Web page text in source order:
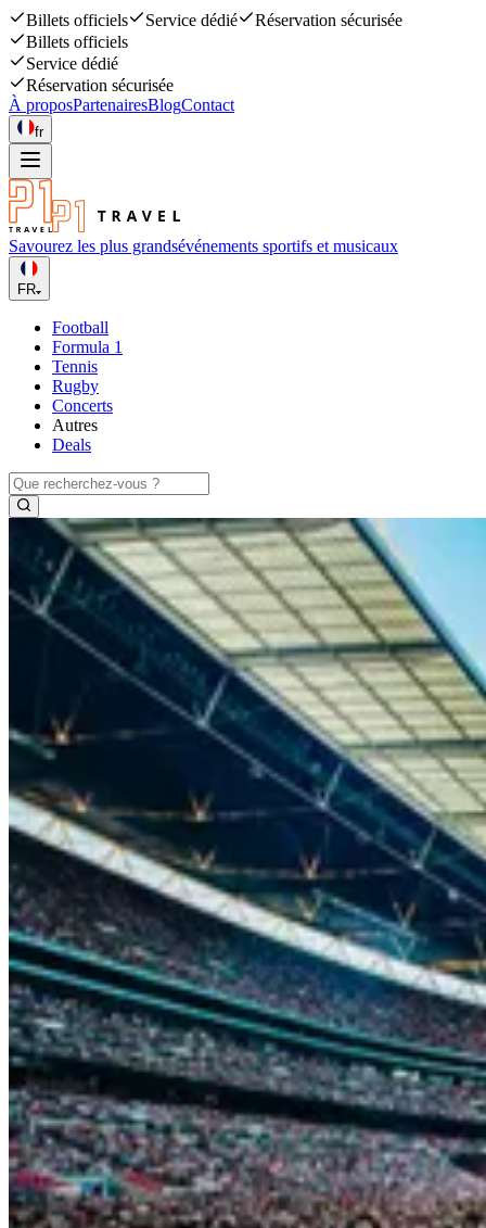
Billets officiels Service dédié
Réservation sécurisée
Billets officiels
Service dédié
Réservation sécurisée
À proposPartenairesBlogContact
fr
Savourez les plus grandsévénements sportifs et musicaux
FR
Football
Formula 1
Tennis
Rugby
Concerts
Autres
Deals